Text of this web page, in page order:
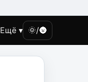
Ещё ▾ 🌞/🌚